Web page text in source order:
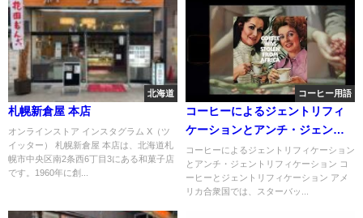
北海道
札幌新倉屋 本店
オンラインストア インスタグラム X（ツ
イッター） 札幌新倉屋 本店は、北海道札
幌市中央区南2条西6丁目3にある和菓子店
です。1960年に創...
コーヒー用語
コーヒーによるジェントリフィ
ケーションとアンチ・ジェント
リフィケーション
コーヒーによるジェントリフィケーション
とアンチ・ジェントリフィケーション コ
ーヒーとジェントリフィケーション アメ
リカ合衆国では、スターバッ...